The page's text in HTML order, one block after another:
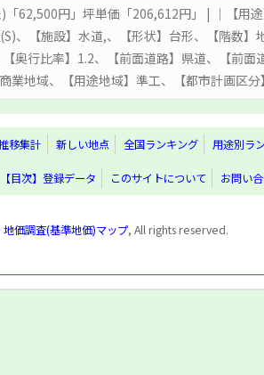
62,500円」坪単価「206,612円」 | ｜【用途
、【施設】水道,、【形状】台形、【階数
行比率】1.2、【前面道路】県道、【前面
業地域、【用途地域】準工、【都市計画区
移集計 新しい地点 全国ランキング 用途別ラ
【目次】登録データ このサイトについて お問い
価調査(基準地価)マップ, All rights reserved.